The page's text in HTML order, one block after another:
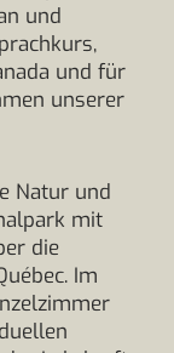
und
und für
unserer
Natur und
mit
die
Im